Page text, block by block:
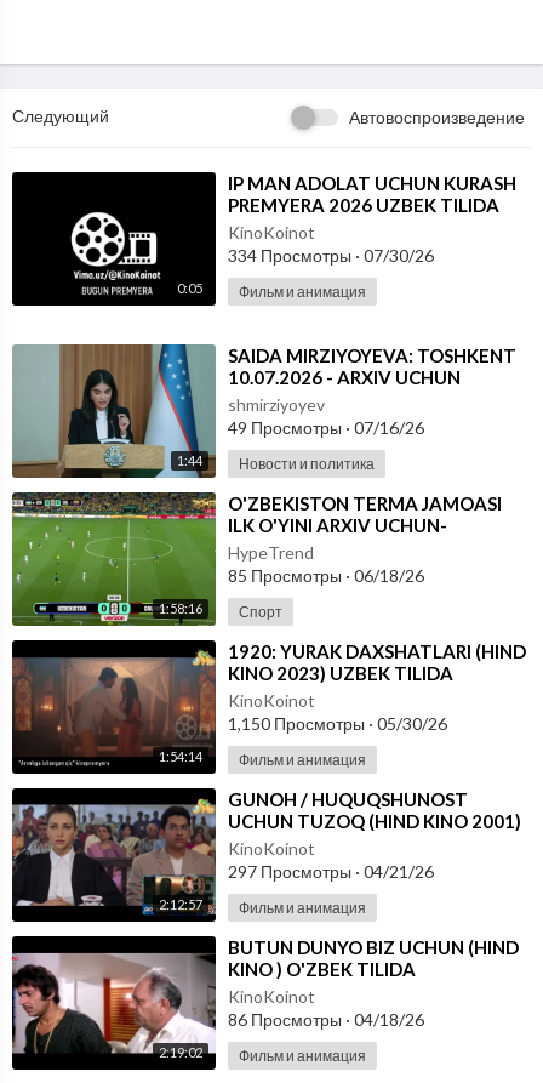
Следующий Автовоспроизведение
0:05
⁣IP MAN ADOLAT UCHUN KURASH
PREMYERA 2026 UZBEK TILIDA
KinoKoinot
334 Просмотры · 07/30/26
Фильм и анимация
1:44
⁣⁣SAIDA MIRZIYOYEVA: TOSHKENT
10.07.2026 - ARXIV UCHUN
shmirziyoyev
49 Просмотры · 07/16/26
Новости и политика
1:58:16
⁣O'ZBEKISTON TERMA JAMOASI
ILK O'YINI ARXIV UCHUN-
FUTBOOL BO'YICHA JAHON
CHEMPIONATI
HypeTrend
85 Просмотры · 06/18/26
Спорт
1:54:14
⁣1920: YURAK DAXSHATLARI (HIND
KINO 2023) UZBEK TILIDA
KinoKoinot
1,150 Просмотры · 05/30/26
Фильм и анимация
2:12:57
⁣GUNOH / HUQUQSHUNOST
UCHUN TUZOQ (HIND KINO 2001)
UZBEK TILIDA
KinoKoinot
297 Просмотры · 04/21/26
Фильм и анимация
2:19:02
⁣BUTUN DUNYO BIZ UCHUN (HIND
KINO ) O'ZBEK TILIDA
KinoKoinot
86 Просмотры · 04/18/26
Фильм и анимация